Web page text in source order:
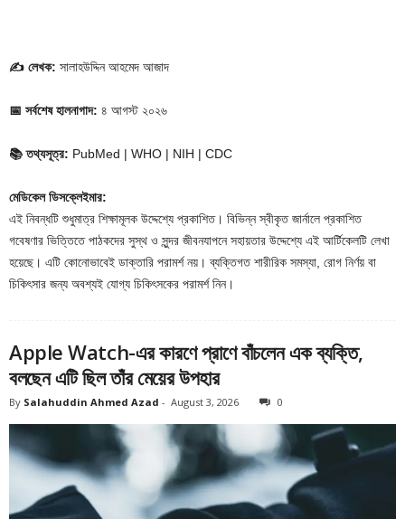
✍️ লেখক: সালাহউদ্দিন আহমেদ আজাদ
📅 সর্বশেষ হালনাগাদ: ৪ আগস্ট ২০২৬
📚তথ্যসূত্র: PubMed | WHO | NIH | CDC
মেডিকেল ডিসক্লেইমার:
এই নিবন্ধটি শুধুমাত্র শিক্ষামূলক উদ্দেশ্যে প্রকাশিত। বিভিন্ন স্বীকৃত জার্নালে প্রকাশিত
গবেষণার ভিত্তিতে পাঠকদের সুস্থ ও সুন্দর জীবনযাপনে সহায়তার উদ্দেশ্যে এই আর্টিকেলটি লেখা
হয়েছে। এটি কোনোভাবেই ডাক্তারি পরামর্শ নয়। ব্যক্তিগত শারীরিক সমস্যা, রোগ নির্ণয় বা
চিকিৎসার জন্য অবশ্যই যোগ্য চিকিৎসকের পরামর্শ নিন।
Apple Watch-এর কারণে প্রাণে বাঁচলেন এক ব্যক্তি,
বলছেন এটি ছিল তাঁর মেয়ের উপহার
By Salahuddin Ahmed Azad - August 3, 2026 0